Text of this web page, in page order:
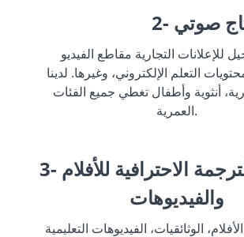
صوتي
للإعلانات التجارية مقاطع الفيديو
التعلم الإلكتروني، وغيرها. لدينا
أنثوية وأطفال تغطي جميع الفئات
العمرية.
3- خدمات الترجمة الاحترافية للأفلام
والفيديوهات
الوثائقيات، الفيديوهات التعليمية